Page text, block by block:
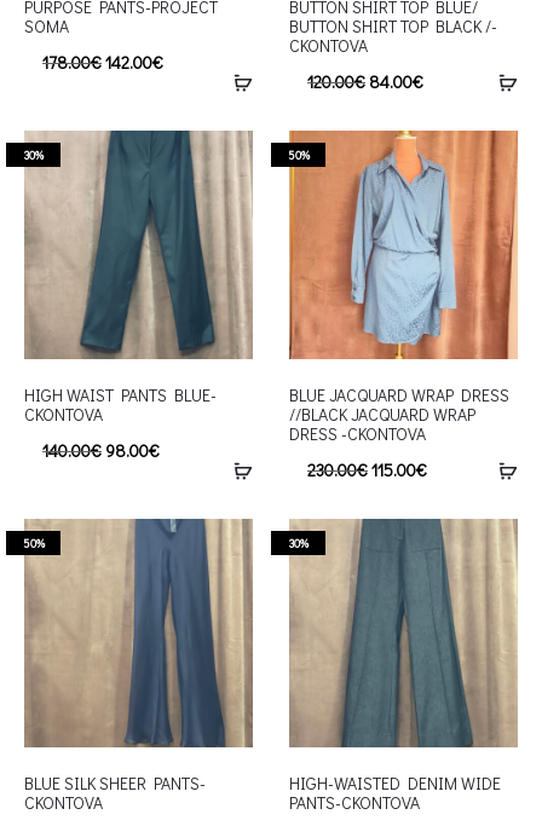
PURPOSE PANTS-PROJECT
SOMA
178.00€142.00€
BUTTON SHIRT TOP BLUE/
BUTTON SHIRT TOP BLACK /-
CKONTOVA
120.00€ 84.00€
30%
HIGH WAIST PANTS BLUE-
CKONTOVA
140.00€ 98.00€
50%
BLUE JACQUARD WRAP DRESS
//BLACK JACQUARD WRAP
DRESS -CKONTOVA
230.00€115.00€
50%
BLUE SILK SHEER PANTS-
CKONTOVA
30%
HIGH-WAISTED DENIM WIDE
PANTS-CKONTOVA